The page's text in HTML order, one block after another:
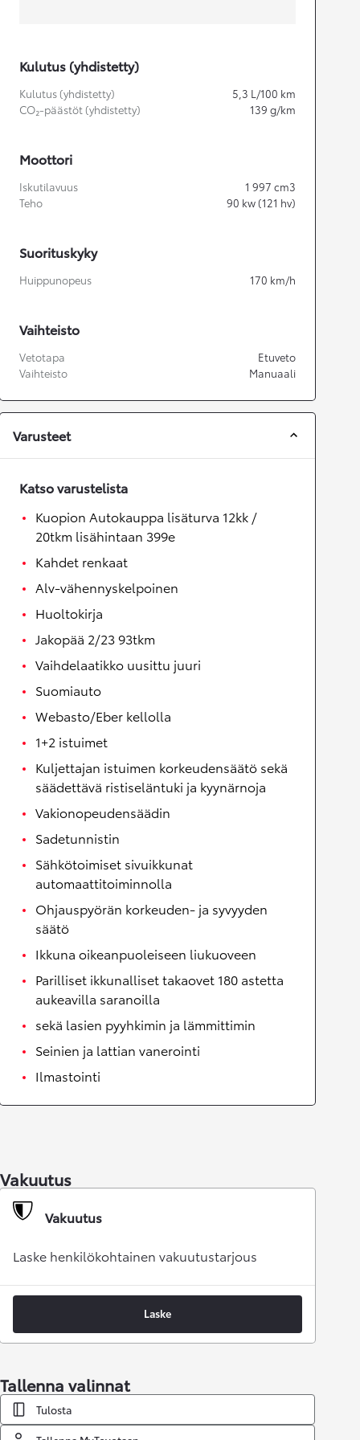
Kulutus (yhdistetty)
Kulutus (yhdistetty) 5,3 L/100 km
CO₂-päästöt (yhdistetty)
139 g/km
Moottori
Iskutilavuus 1 997 cm3
Teho
90 kw (121 hv)
Suorituskyky
Huippunopeus 170 km/h
Vaihteisto
Vetotapa
Etuveto
Vaihteisto
Manuaali
Varusteet
Katso varustelista
Kuopion Autokauppa lisäturva 12kk /
20tkm lisähintaan 399e
Kahdet renkaat
Alv-vähennyskelpoinen
Huoltokirja
Jakopää 2/23 93tkm
Vaihdelaatikko uusittu juuri
Suomiauto
Webasto/Eber kellolla
1+2 istuimet
Kuljettajan istuimen korkeudensäätö sekä
säädettävä ristiseläntuki ja kyynärnoja
Vakionopeudensäädin
Sadetunnistin
Sähkötoimiset sivuikkunat
automaattitoiminnolla
Ohjauspyörän korkeuden- ja syvyyden
säätö
Ikkuna oikeanpuoleiseen liukuoveen
Parilliset ikkunalliset takaovet 180 astetta
aukeavilla saranoilla
sekä lasien pyyhkimin ja lämmittimin
Seinien ja lattian vanerointi
Ilmastointi
Vakuutus
Vakuutus
Laske henkilökohtainen vakuutustarjous
Laske
Tallenna valinnat
Tulosta